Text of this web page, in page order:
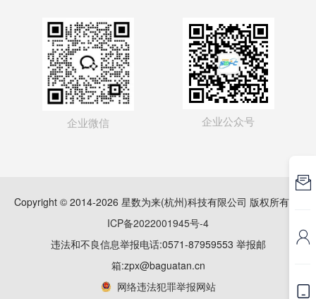
企业微信 企业公众号
Copyright © 2014-2026 星数为来(杭州)科技有限公司 版权所有
ICP备2022001945号-4
违法和不良信息举报电话:0571-87959553 举报邮
箱:zpx@baguatan.cn
网络违法犯罪举报网站


